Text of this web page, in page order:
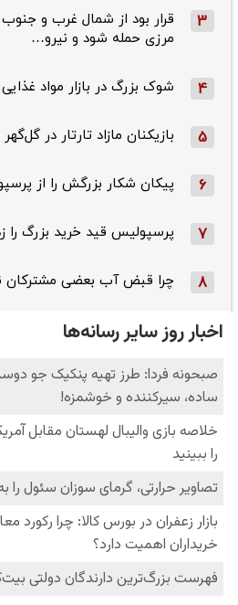
3
قرار بود از شمال ‌غرب و
مرزی حمله شود و نیرو…
4 شوک بزرگ در بازار مواد غذایی
5 بازیکنان مازاد تارتار در
6 پیکان شکار بزرگش را از
7 پرسپولیس قید خرید بزرگ را
8 چرا قبض آب بعضی